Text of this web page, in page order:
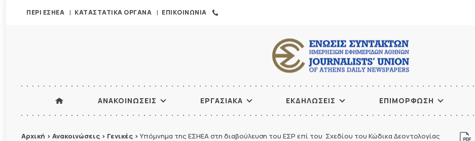
ΠΕΡΙ ΕΣΗΕΑ ΚΑΤΑΣΤΑΤΙΚΑ ΟΡΓΑΝΑ ΕΠΙΚΟΙΝΩΝΙΑ
ΑΝΑΚΟΙΝΩΣΕΙΣ ΕΡΓΑΣΙΑΚΑ ΕΚΔΗΛΩΣΕΙΣ ΕΠΙΜΟΡΦΩΣΗ
Αρχική > Ανακοινώσεις > Γενικές > Υπόμνημα της ΕΣΗΕΑ στη διαβούλευση του ΕΣΡ επί του Σχεδίου του Κώδικα Δεοντολογίας